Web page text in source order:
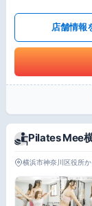
店舗情報
Pilates Mee
横浜市神奈川区役所